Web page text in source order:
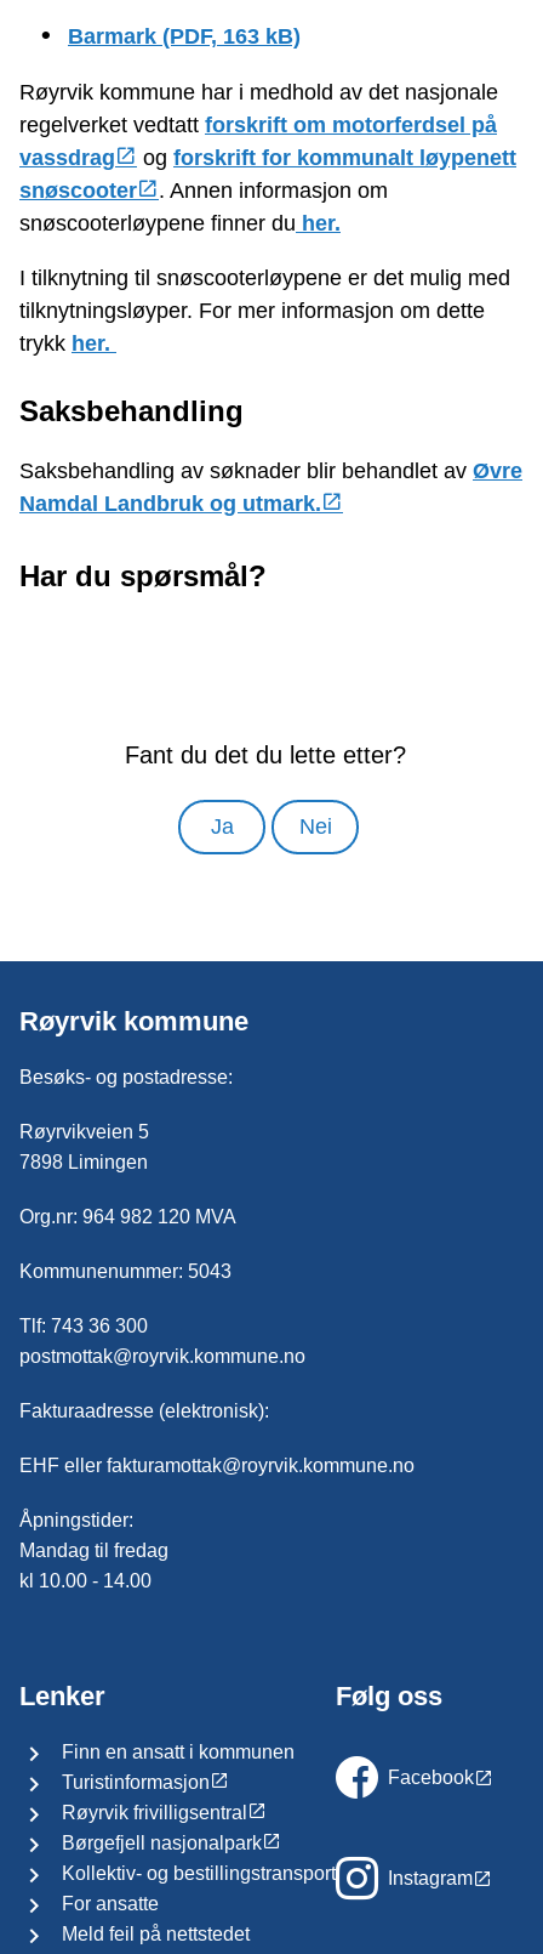
Barmark (PDF, 163 kB)
Røyrvik kommune har i medhold av det nasjonale
regelverket vedtatt forskrift om motorferdsel på
vassdrag
og forskrift for kommunalt løypenett
snøscooter
. Annen informasjon om
snøscooterløypene finner du her.
I tilknytning til snøscooterløypene er det mulig med
tilknytningsløyper. For mer informasjon om dette
trykk her.
Saksbehandling
Saksbehandling av søknader blir behandlet av Øvre
Namdal Landbruk og utmark.
Har du spørsmål?
Fant du det du lette etter?
Ja Nei
Røyrvik kommune
Besøks- og postadresse:
Røyrvikveien 5
7898 Limingen
Org.nr: 964 982 120 MVA
Kommunenummer: 5043
Tlf: 743 36 300
postmottak@royrvik.kommune.no
Fakturaadresse (elektronisk):
EHF eller fakturamottak@royrvik.kommune.no
Åpningstider:
Mandag til fredag
kl 10.00 - 14.00
Lenker
Finn en ansatt i kommunen
Turistinformasjon
Røyrvik frivilligsentral
Børgefjell nasjonalpark
Kollektiv- og bestillingstransport
For ansatte
Meld feil på nettstedet
Følg oss
Facebook
Instagram